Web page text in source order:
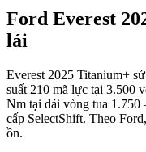
Ford Everest
lái
Everest 2025 Titanium+
suất 210 mã lực tại 3.500
Nm tại dải vòng tua 1.750
cấp SelectShift. Theo
ồn.